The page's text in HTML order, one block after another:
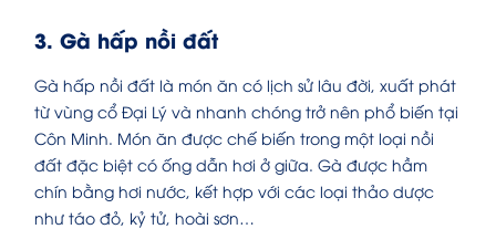
3. Gà hấp nồi đất
Gà hấp nồi đất là món ăn có lịch sử lâu đời, xuất phát
từ vùng cổ Đại Lý và nhanh chóng trở nên phổ biến tại
Côn Minh. Món ăn được chế biến trong một loại nồi
đất đặc biệt có ống dẫn hơi ở giữa. Gà được hầm
chín bằng hơi nước, kết hợp với các loại thảo dược
như táo đỏ, kỷ tử, hoài sơn…